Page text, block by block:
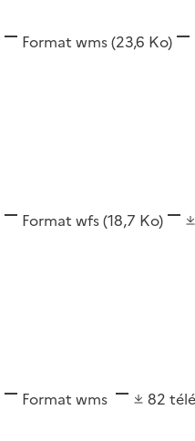
Format wms(23,6 Ko)
Format wfs(18,7 Ko)
Format wms 82